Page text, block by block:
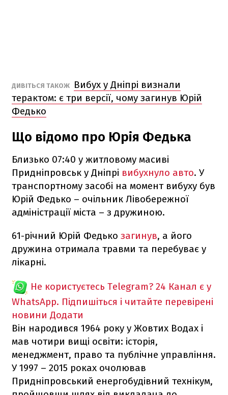
ДИВІТЬСЯ ТАКОЖ
Вибух у Дніпрі визнали
терактом: є три версії, чому загинув Юрій
Федько
Що відомо про Юрія Федька
Близько 07:40 у житловому масиві
Придніпровськ у Дніпрі вибухнуло авто. У
транспортному засобі на момент вибуху був
Юрій Федько – очільник Лівобережної
адміністрації міста – з дружиною.
61-річний Юрій Федько загинув, а його
дружина отримала травми та перебуває у
лікарні.
Не користуєтесь Telegram? 24 Канал є у
WhatsApp. Підпишіться і читайте перевірені
новини Додати
Він народився 1964 року у Жовтих Водах і
мав чотири вищі освіти: історія,
менеджмент, право та публічне управління.
У 1997 – 2015 роках очолював
Придніпровський енергобудівний технікум,